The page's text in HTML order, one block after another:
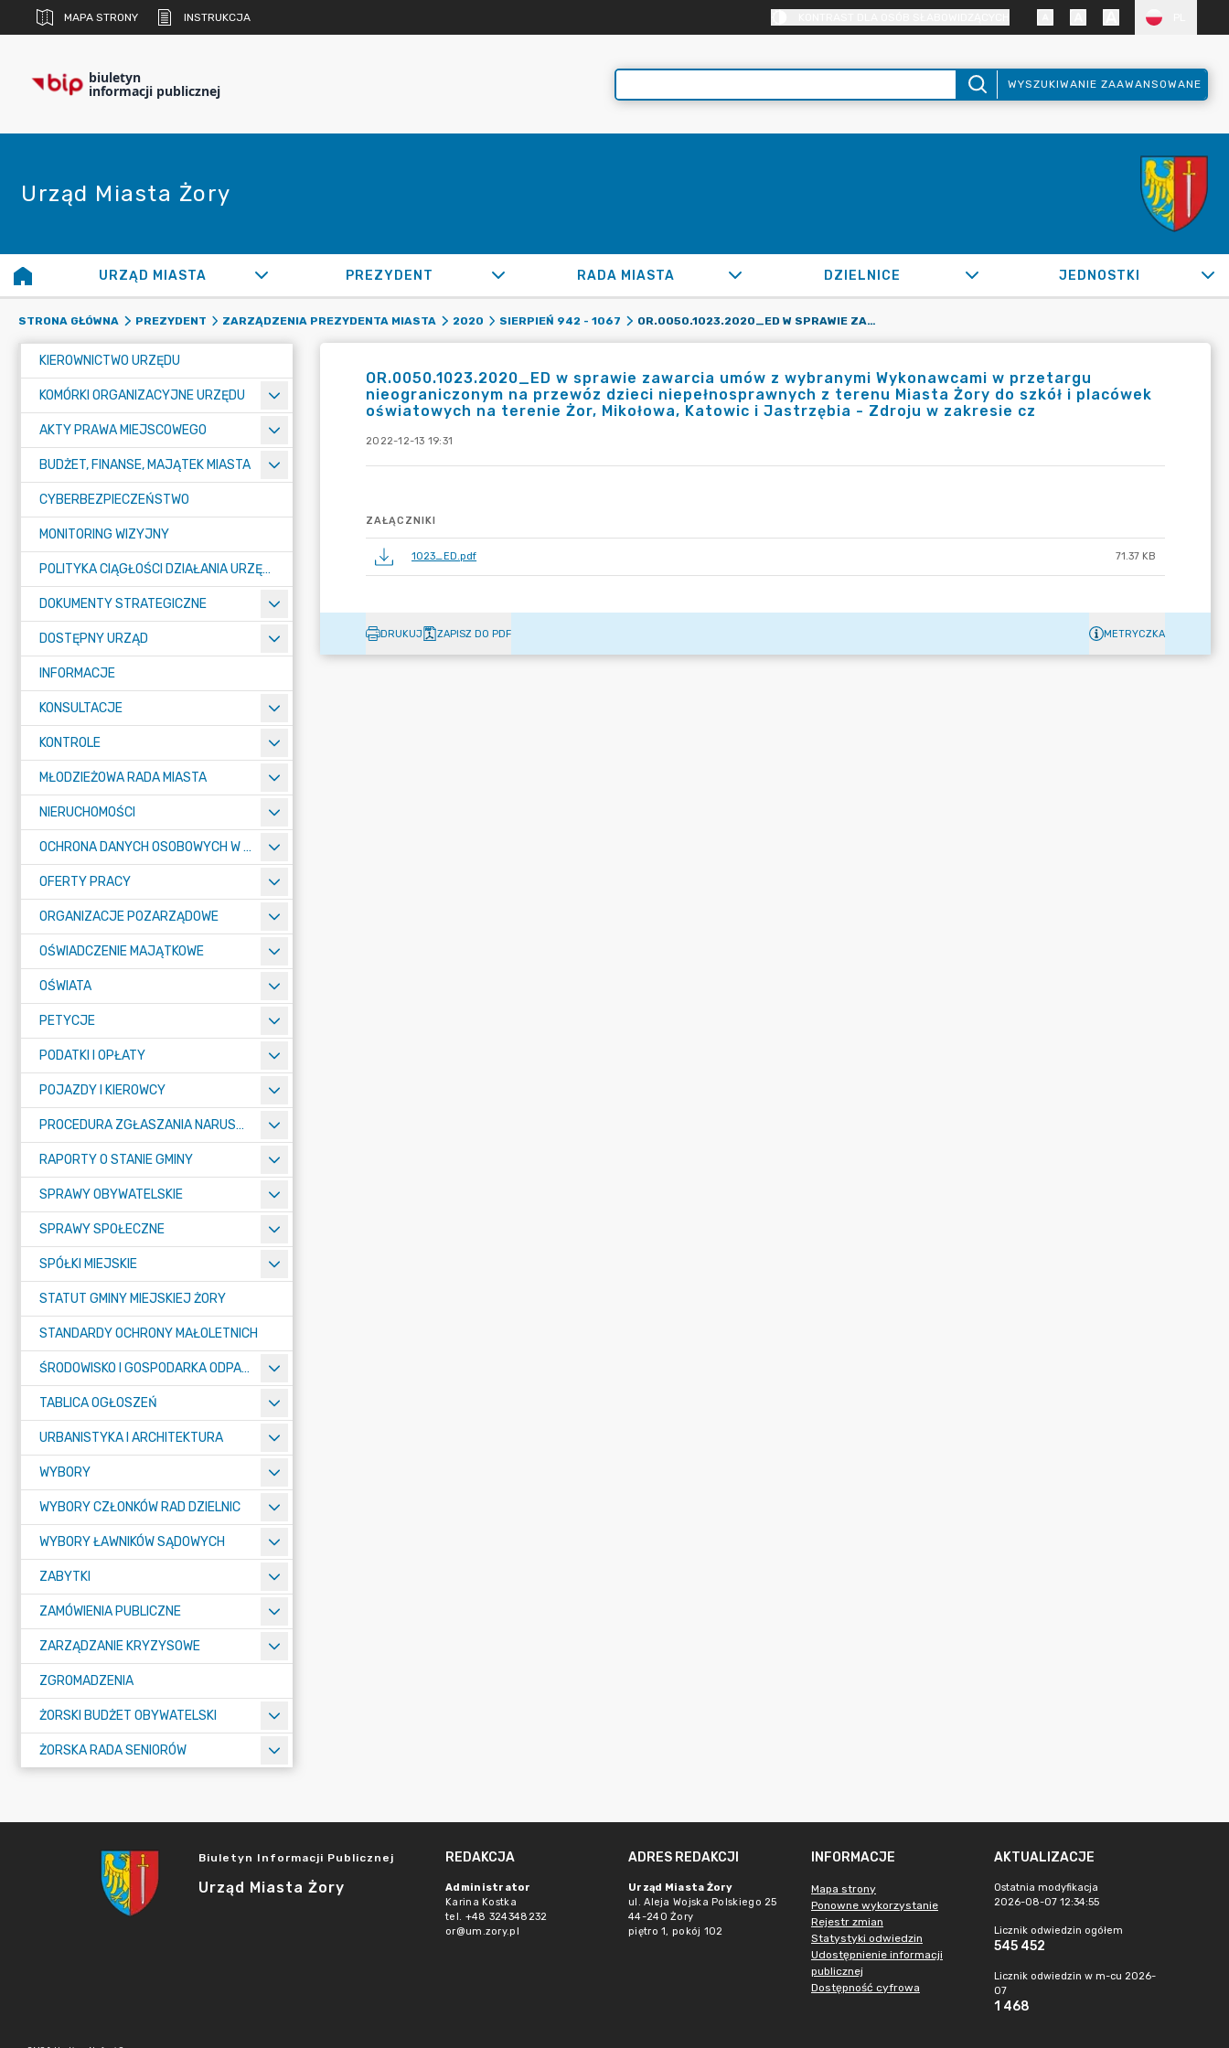
MAPA STRONY INSTRUKCJA
biuletyn
informacji publicznej WYSZUKIWANIE ZAAWANSOWANE
Urząd Miasta Żory
URZĄD MIASTA PREZYDENT RADA MIASTA DZIELNICE JEDNOSTKI
STRONA GŁÓWNA PREZYDENT ZARZĄDZENIA PREZYDENTA MIASTA 2020 SIERPIEŃ 942 - 1067 OR.0050.1023.2020_ED W SPRAWIE ZAWARCIA UMÓW Z WYBRANYMI WYKONAWCAMI W PRZETARGU NIEOGRANICZONYM NA PRZEWÓZ DZIECI NIEPEŁNOSPRAWNYCH Z TERENU MIASTA ŻORY DO SZKÓŁ I PLACÓWEK OŚWIATOWYCH NA TERENIE ŻOR, MIKOŁOWA, KATOWIC I JASTRZĘBIA - ZDROJU W ZAKRESIE CZ
KIEROWNICTWO URZĘDU
KOMÓRKI ORGANIZACYJNE URZĘDU
AKTY PRAWA MIEJSCOWEGO
BUDŻET, FINANSE, MAJĄTEK MIASTA
CYBERBEZPIECZEŃSTWO
MONITORING WIZYJNY
POLITYKA CIĄGŁOŚCI DZIAŁANIA URZĘDU MIASTA ŻORY
DOKUMENTY STRATEGICZNE
DOSTĘPNY URZĄD
INFORMACJE
KONSULTACJE
KONTROLE
MŁODZIEŻOWA RADA MIASTA
NIERUCHOMOŚCI
OCHRONA DANYCH OSOBOWYCH W URZĘDZIE MIASTA ŻORY - RODO
OFERTY PRACY
ORGANIZACJE POZARZĄDOWE
OŚWIADCZENIE MAJĄTKOWE
OŚWIATA
PETYCJE
PODATKI I OPŁATY
POJAZDY I KIEROWCY
PROCEDURA ZGŁASZANIA NARUSZEŃ PRAWA
RAPORTY O STANIE GMINY
SPRAWY OBYWATELSKIE
SPRAWY SPOŁECZNE
SPÓŁKI MIEJSKIE
STATUT GMINY MIEJSKIEJ ŻORY
STANDARDY OCHRONY MAŁOLETNICH
ŚRODOWISKO I GOSPODARKA ODPADAMI
TABLICA OGŁOSZEŃ
URBANISTYKA I ARCHITEKTURA
WYBORY
WYBORY CZŁONKÓW RAD DZIELNIC
WYBORY ŁAWNIKÓW SĄDOWYCH
ZABYTKI
ZAMÓWIENIA PUBLICZNE
ZARZĄDZANIE KRYZYSOWE
ZGROMADZENIA
ŻORSKI BUDŻET OBYWATELSKI
ŻORSKA RADA SENIORÓW
OR.0050.1023.2020_ED w sprawie zawarcia umów z wybranymi Wykonawcami w przetargu
nieograniczonym na przewóz dzieci niepełnosprawnych z terenu Miasta Żory do szkół i placówek
oświatowych na terenie Żor, Mikołowa, Katowic i Jastrzębia - Zdroju w zakresie cz
2022-12-13 19:31
ZAŁĄCZNIKI
1023_ED.pdf 71.37 KB
DRUKUJ ZAPISZ DO PDF METRYCZKA
Biuletyn Informacji Publicznej
Urząd Miasta Żory
REDAKCJA
Administrator
Karina Kostka
tel. +48 324348232
or@um.zory.pl
ADRES REDAKCJI
Urząd Miasta Żory
ul. Aleja Wojska Polskiego 25
44-240 Żory
piętro 1, pokój 102
INFORMACJE
Mapa strony
Ponowne wykorzystanie
Rejestr zmian
Statystyki odwiedzin
Udostępnienie informacji
publicznej
Dostępność cyfrowa
AKTUALIZACJE
Ostatnia modyfikacja
2026-08-07 12:34:55
Licznik odwiedzin ogółem
545 452
Licznik odwiedzin w m-cu 2026-
07
1 468